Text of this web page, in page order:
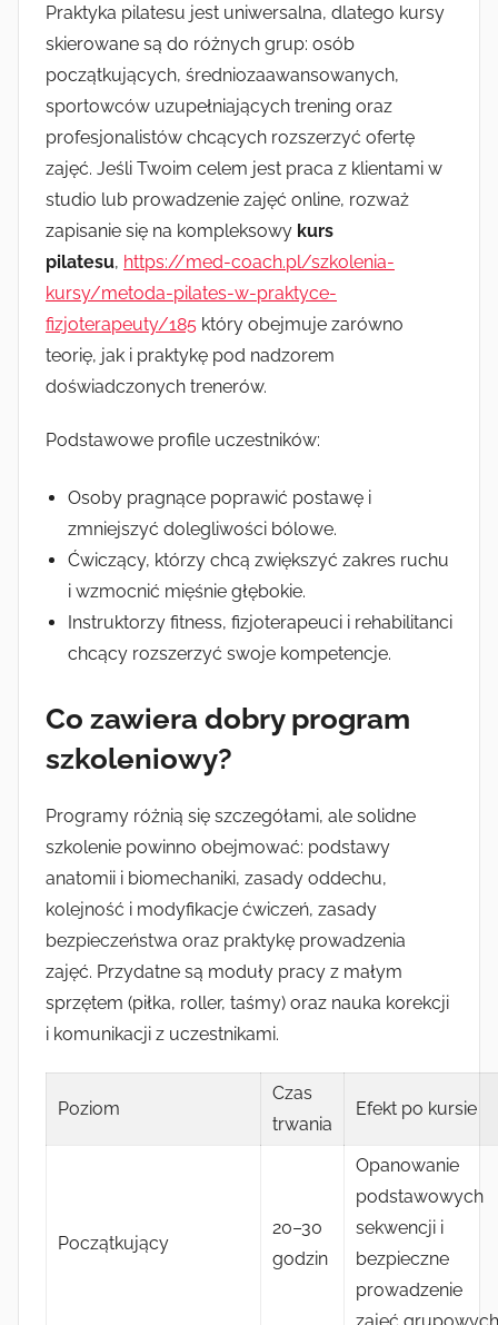
Praktyka pilatesu jest uniwersalna, dlatego kursy
skierowane są do różnych grup: osób
początkujących, średniozaawansowanych,
sportowców uzupełniających trening oraz
profesjonalistów chcących rozszerzyć ofertę
zajęć. Jeśli Twoim celem jest praca z klientami w
studio lub prowadzenie zajęć online, rozważ
zapisanie się na kompleksowy kurs
pilatesu, https://med-coach.pl/szkolenia-
kursy/metoda-pilates-w-praktyce-
fizjoterapeuty/185 który obejmuje zarówno
teorię, jak i praktykę pod nadzorem
doświadczonych trenerów.
Podstawowe profile uczestników:
Osoby pragnące poprawić postawę i
zmniejszyć dolegliwości bólowe.
Ćwiczący, którzy chcą zwiększyć zakres ruchu
i wzmocnić mięśnie głębokie.
Instruktorzy fitness, fizjoterapeuci i rehabilitanci
chcący rozszerzyć swoje kompetencje.
Co zawiera dobry program
szkoleniowy?
Programy różnią się szczegółami, ale solidne
szkolenie powinno obejmować: podstawy
anatomii i biomechaniki, zasady oddechu,
kolejność i modyfikacje ćwiczeń, zasady
bezpieczeństwa oraz praktykę prowadzenia
zajęć. Przydatne są moduły pracy z małym
sprzętem (piłka, roller, taśmy) oraz nauka korekcji
i komunikacji z uczestnikami.
Poziom
Czas
trwania
Efekt po kursie
Początkujący
20–30
godzin
Opanowanie
podstawowych
sekwencji i
bezpieczne
prowadzenie
zajęć grupowych